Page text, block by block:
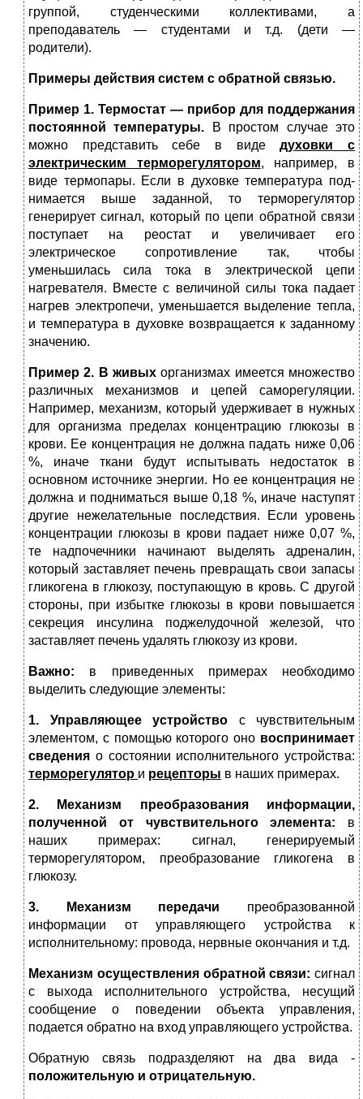
группой, студенческими коллективами, а
преподаватель — студен­тами и т.д. (дети —
родители).
Примеры действия систем с обратной связью.
Пример 1. Термостат — прибор для поддержания
постоян­ной температуры. В простом случае это
можно представить себе в видедуховки с
электрическим терморегулятором, на­пример, в
виде термопары. Если в духовке температура под­
нимается выше заданной, то терморегулятор
генерирует сиг­нал, который по цепи обратной связи
поступает на реостат и увеличивает его
электрическое сопро­тивление так, чтобы
уменьшилась сила тока в электрической цепи
нагревателя. Вместе с величиной силы тока падает
наг­рев электропечи, уменьшается выделение тепла,
и температу­ра в духовке возвращается к заданному
значению.
Пример 2. В живых организмах имеется множество
различ­ных механизмов и цепей саморегуляции.
Например, механизм, который удерживает в нужных
для организма пределах кон­центрацию глюкозы в
крови. Ее концентрация не должна падать ниже 0,06
%, иначе ткани будут испытывать недостаток в
основном источнике энергии. Но ее концентрация не
должна и подниматься выше 0,18 %, иначе наступят
другие неже­лательные последствия. Если уровень
концентрации глюкозы в крови падает ниже 0,07 %,
те надпочечники начинают выде­лять адреналин,
который заставляет печень превращать свои запасы
гликогена в глюкозу, поступающую в кровь. С другой
стороны, при избытке глюкозы в крови повышается
секреция инсулина поджелудочной железой, что
заставляет печень уда­лять глюкозу из крови.
Важно: в приведенных примерах необходимо
выделить следующие элементы:
1. Управляющее устройство с чувствительным
элементом, с помощью которого оно воспринимает
сведения о состоянии исполнительного устройства:
терморегулятор и рецепторы в наших примерах.
2. Механизм преобразования информации,
полученной от чувствительного элемента: в
наших примерах: сигнал, генерируемый
терморегулятором, преобразование гликогена в
глюкозу.
3. Механизм передачи преобразованной
информации от управляющего устройства к
исполнительному: провода, нервные окончания и т.д.
Механизм осуществления обратной связи: сигнал
с выхода исполнительного устройст­ва, несущий
сообщение о поведении объекта управления,
подается обратно на вход управляющего устройства.
Обратную связь подразделяют на два вида -
положительную и отрицательную.